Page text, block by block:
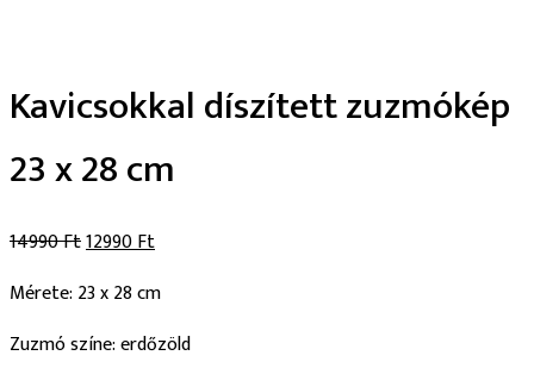
Kavicsokkal díszített zuzmókép
23 x 28 cm
14990Ft12990Ft
Mérete: 23 x 28 cm
Zuzmó színe: erdőzöld